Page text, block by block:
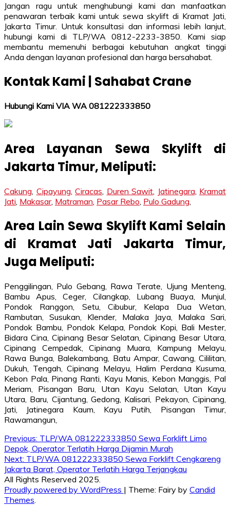
Jangan ragu untuk menghubungi kami dan manfaatkan
penawaran terbaik kami untuk sewa skylift di Kramat Jati,
Jakarta Timur. Untuk konsultasi dan informasi lebih lanjut,
hubungi kami di TLP/WA 0812-2233-3850. Kami siap
membantu memenuhi berbagai kebutuhan angkat tinggi
Anda dengan layanan profesional dan harga bersahabat.
Kontak Kami | Sahabat Crane
Hubungi Kami VIA WA 081222333850
Area Layanan Sewa Skylift di
Jakarta Timur, Meliputi:
Cakung, Cipayung, Ciracas, Duren Sawit, Jatinegara, Kramat
Jati, Makasar, Matraman, Pasar Rebo, Pulo Gadung,
Area Lain Sewa Skylift Kami Selain
di Kramat Jati Jakarta Timur,
Juga Meliputi:
Penggilingan, Pulo Gebang, Rawa Terate, Ujung Menteng,
Bambu Apus, Ceger, Cilangkap, Lubang Buaya, Munjul,
Pondok Ranggon, Setu, Cibubur, Kelapa Dua Wetan,
Rambutan, Susukan, Klender, Malaka Jaya, Malaka Sari,
Pondok Bambu, Pondok Kelapa, Pondok Kopi, Bali Mester,
Bidara Cina, Cipinang Besar Selatan, Cipinang Besar Utara,
Cipinang Cempedak, Cipinang Muara, Kampung Melayu,
Rawa Bunga, Balekambang, Batu Ampar, Cawang, Cililitan,
Dukuh, Tengah, Cipinang Melayu, Halim Perdana Kusuma,
Kebon Pala, Pinang Ranti, Kayu Manis, Kebon Manggis, Pal
Meriam, Pisangan Baru, Utan Kayu Selatan, Utan Kayu
Utara, Baru, Cijantung, Gedong, Kalisari, Pekayon, Cipinang,
Jati, Jatinegara Kaum, Kayu Putih, Pisangan Timur,
Rawamangun,
Post
navigation
Previous: TLP/WA 081222333850 Sewa Forklift Limo
Depok, Operator Terlatih Harga Dijamin Murah
Next: TLP/WA 081222333850 Sewa Forklift Cengkareng
Jakarta Barat, Operator Terlatih Harga Terjangkau
All Rights Reserved 2025.
Proudly powered by WordPress | Theme: Fairy by Candid
Themes